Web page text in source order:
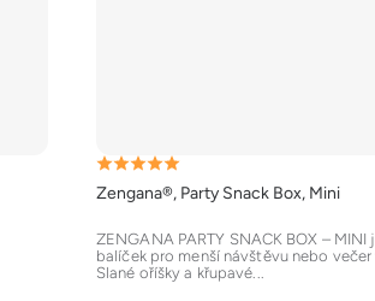
Zengana®, Party Snack Box, Mini
Průměrné
hodnocení
produktu
je
ZENGANA PARTY SNACK BOX – MINI
balíček pro menší návštěvu nebo večer
Slané oříšky a křupavé...